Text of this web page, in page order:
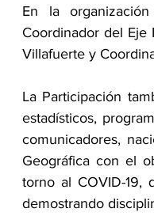
En la
Coordinador del Eje
Villafuerte y
La Participación
estadísticos,
comunicadores,
Geográfica con el
torno al COVID-19,
demostrando